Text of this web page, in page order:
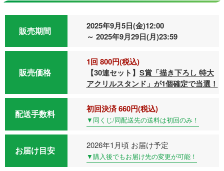
販売期間
2025年9月5日(金)12:00
～ 2025年9月29日(月)23:59
販売価格
1回 800円(税込)
【30連セット】 S賞「描き下ろし 特大
アクリルスタンド」が1個確定で当選！
配送手数料 初回決済 660円(税込)
▼同くじ/同配送先の送料は初回のみ！
お届け目安 2026年1月頃 お届け予定
▼購入後でもお届け先の変更が可能！